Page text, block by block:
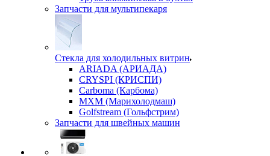
Запчасти для мультипекаря
Стекла для холодильных витрин
ARIADA (АРИАДА)
CRYSPI (КРИСПИ)
Carboma (Карбома)
MXM (Марихолодмаш)
Golfstream (Гольфстрим)
Запчасти для швейных машин